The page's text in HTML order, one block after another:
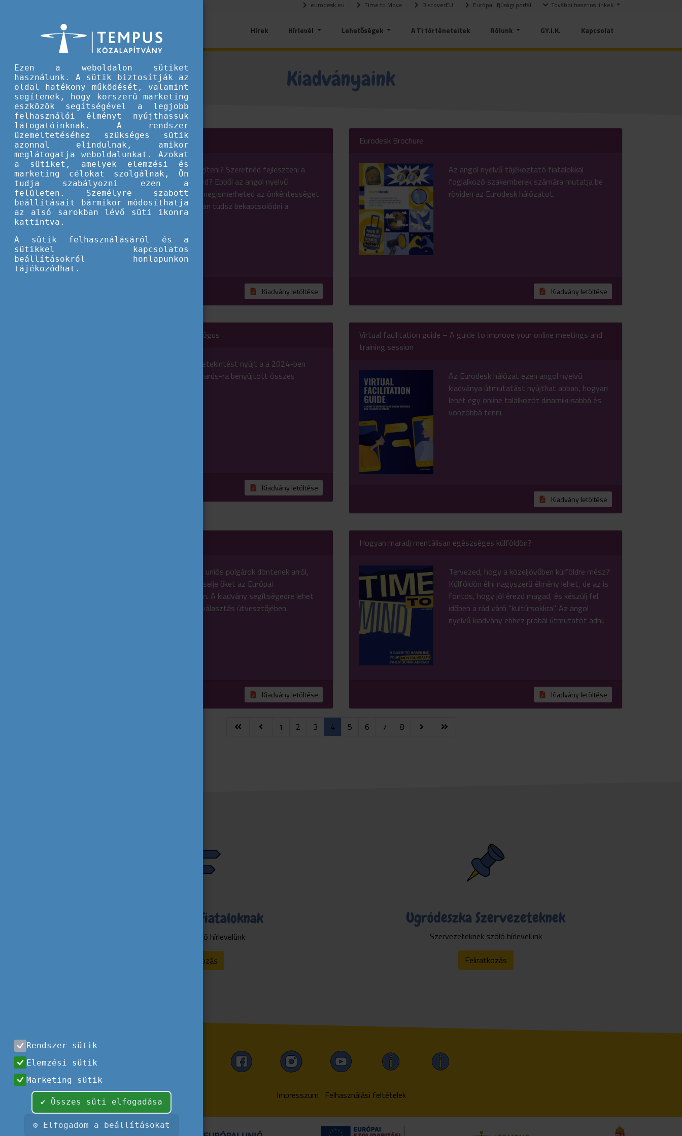
eurodesk.eu Time to Move DiscoverEU Európai Ifjúsági portál További hasznos linkek
Hírek Hírlevél Lehetőségek A Ti történeteitek Rólunk GY.I.K. Kapcsolat
Kiadványaink
Euro-Volunteering
Szeretsz segíteni? Szeretnéd fejleszteni a
kompetenciáid? Ebből az angol nyelvű
kiadványból megismerheted az önkéntességet
és azt, hogyan tudsz bekapcsolódni a
projektekbe.
Kiadvány letöltése
Eurodesk Brochure
Az angol nyelvű tájékoztató fiatalokkal
foglalkozó szakemberek számára mutatja be
röviden az Eurodesk hálózatot.
Kiadvány letöltése
Eurodesk Awards 2024 - Projekt Katalógus
A kiadvány betekintést nyújt a a 2024-ben
Eurodesk Awards-ra benyújtott összes
Kiadvány letöltése
Virtual facilitation guide – A guide to improve your online meetings and
training session
Az Eurodesk hálózat ezen angol nyelvű
kiadványa útmutatást nyújthat abban, hogyan
lehet egy online találkozót dinamikusabbá és
vonzóbbá tenni.
Kiadvány letöltése
2024-ben az uniós polgárok döntenek arról,
hogy ki képviselje őket az Európai
Parlamentben. A kiadvány segítségedre lehet
eligazodni a választás útvesztőjében.
Kiadvány letöltése
Hogyan maradj mentálisan egészséges külföldön?
Tervezed, hogy a közeljövőben külföldre mész?
Külföldön élni nagyszerű élmény lehet, de az is
fontos, hogy jól érezd magad, és készülj fel
időben a rád váró "kultúrsokkra". Az angol
nyelvű kiadvány ehhez próbál útmutatót adni.
Kiadvány letöltése
1 2 3 4 5 6 7 8
Ugródeszka Fiataloknak
Fiataloknak szóló hírlevelünk
Feliratkozás
Ugródeszka Szervezeteknek
Szervezeteknek szóló hírlevelünk
Feliratkozás
Impresszum Felhasználási feltételek
Ezen a weboldalon sütiket
használunk. A sütik biztosítják az
oldal hatékony működését, valamint
segítenek, hogy korszerű marketing
eszközök segítségével a legjobb
felhasználói élményt nyújthassuk
látogatóinknak. A rendszer
üzemeltetéséhez szükséges sütik
azonnal elindulnak, amikor
meglátogatja weboldalunkat. Azokat
a sütiket, amelyek elemzési és
marketing célokat szolgálnak, Ön
tudja szabályozni ezen a
felületen. Személyre szabott
beállításait bármikor módosíthatja
az alsó sarokban lévő süti ikonra
kattintva.
A sütik felhasználásáról és a
sütikkel kapcsolatos
beállításokról honlapunkon
tájékozódhat.
Rendszer sütik
Elemzési sütik
Marketing sütik
✔ Összes süti elfogadása
⚙ Elfogadom a beállításokat